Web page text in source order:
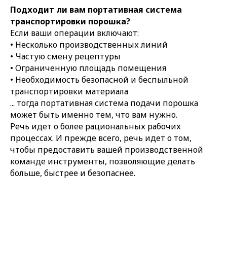
Подходит ли вам портативная система
транспортировки порошка?
Если ваши операции включают:
• Несколько производственных линий
• Частую смену рецептуры
• Ограниченную площадь помещения
• Необходимость безопасной и беспыльной
транспортировки материала
... тогда портативная система подачи порошка
может быть именно тем, что вам нужно.
Речь идет о более рациональных рабочих
процессах. И прежде всего, речь идет о том,
чтобы предоставить вашей производственной
команде инструменты, позволяющие делать
больше, быстрее и безопаснее.